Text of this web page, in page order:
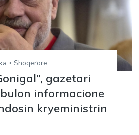
Shoqerore
gazetari
informacione
kryeministrin